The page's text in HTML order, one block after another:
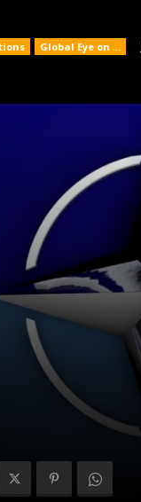
Global Eye on ...